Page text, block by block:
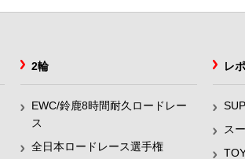
2輪
EWC/鈴鹿8時間耐久ロードレー
ス
全日本ロードレース選手権
レ
ス